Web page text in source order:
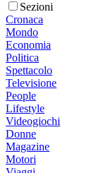
Sezioni
Cronaca
Mondo
Economia
Politica
Spettacolo
Televisione
People
Lifestyle
Videogiochi
Donne
Magazine
Motori